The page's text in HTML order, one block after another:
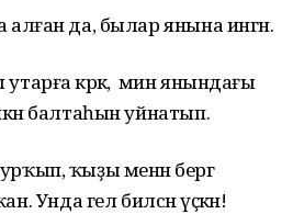
алған да, былар янына ингән.
утарға кәрәк, ә мин янындағы
икән балтаһын уйнатып.
ҡыҙы менән бергә
Унда гел билсән үҫкән!